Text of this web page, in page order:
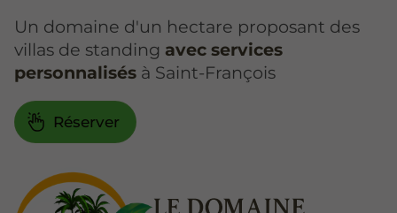
Un domaine d'un hectare proposant des
villas de standing avec services
personnalisés à Saint-François
Réserver